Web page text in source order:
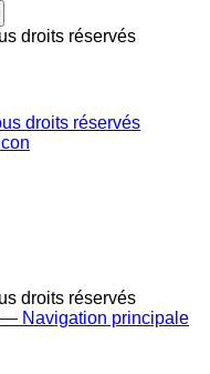
Navigation principale